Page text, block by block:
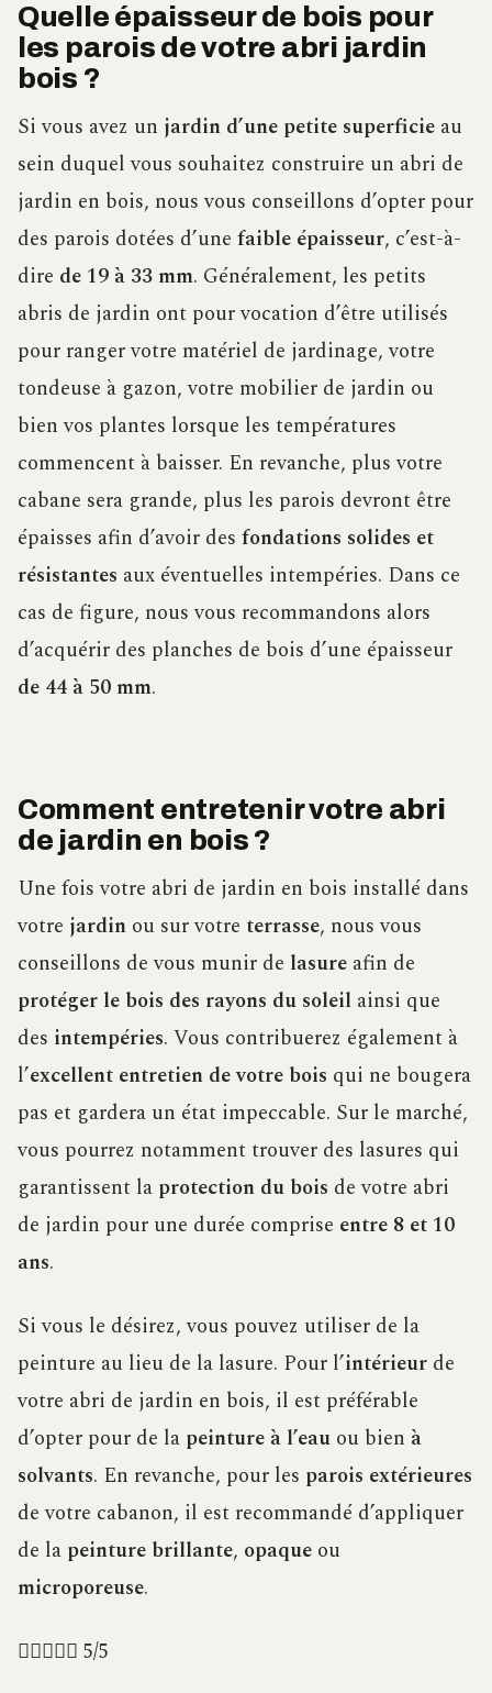
Quelle épaisseur de bois pour
les parois de votre abri jardin
bois ?
Si vous avez un jardin d’une petite superficie au
sein duquel vous souhaitez construire un abri de
jardin en bois, nous vous conseillons d’opter pour
des parois dotées d’une faible épaisseur, c’est-à-
dire de 19 à 33 mm. Généralement, les petits
abris de jardin ont pour vocation d’être utilisés
pour ranger votre matériel de jardinage, votre
tondeuse à gazon, votre mobilier de jardin ou
bien vos plantes lorsque les températures
commencent à baisser. En revanche, plus votre
cabane sera grande, plus les parois devront être
épaisses afin d’avoir des fondations solides et
résistantes aux éventuelles intempéries. Dans ce
cas de figure, nous vous recommandons alors
d’acquérir des planches de bois d’une épaisseur
de 44 à 50 mm.
Comment entretenir votre abri
de jardin en bois ?
Une fois votre abri de jardin en bois installé dans
votre jardin ou sur votre terrasse, nous vous
conseillons de vous munir de lasure afin de
protéger le bois des rayons du soleil ainsi que
des intempéries. Vous contribuerez également à
l’excellent entretien de votre bois qui ne bougera
pas et gardera un état impeccable. Sur le marché,
vous pourrez notamment trouver des lasures qui
garantissent la protection du bois de votre abri
de jardin pour une durée comprise entre 8 et 10
ans.
Si vous le désirez, vous pouvez utiliser de la
peinture au lieu de la lasure. Pour l’intérieur de
votre abri de jardin en bois, il est préférable
d’opter pour de la peinture à l’eau ou bien à
solvants. En revanche, pour les parois extérieures
de votre cabanon, il est recommandé d’appliquer
de la peinture brillante, opaque ou
microporeuse.
 5/5